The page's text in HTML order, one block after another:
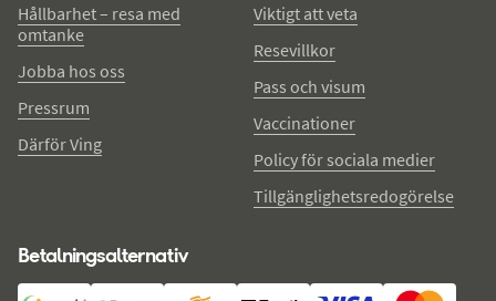
Hållbarhet – resa med
omtanke
Jobba hos oss
Pressrum
Därför Ving
Viktigt att veta
Resevillkor
Pass och visum
Vaccinationer
Policy för sociala medier
Tillgänglighetsredogörelse
Betalningsalternativ